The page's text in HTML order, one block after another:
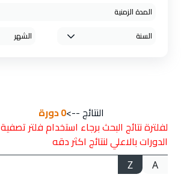
النتائج -->0دورة
لفلترة نتائج البحث برجاء استخدام فلتر تصفية
الدورات بالاعلي لنتائج اكثر دقه
A
Z